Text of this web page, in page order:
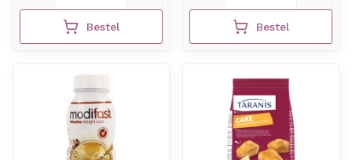
Bestel Bestel